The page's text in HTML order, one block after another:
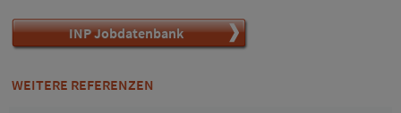
INP Jobdatenbank
WEITERE REFERENZEN